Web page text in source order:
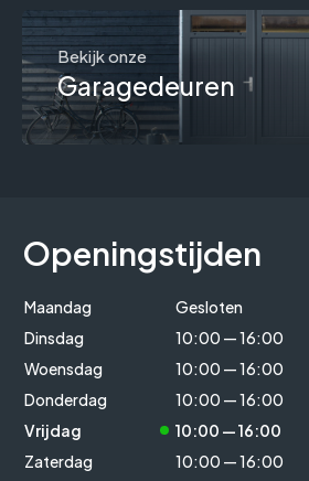
Bekijk onze
Garagedeuren
Openingstijden
Maandag
Gesloten
Dinsdag
10:00 — 16:00
Woensdag
10:00 — 16:00
Donderdag
10:00 — 16:00
Vrijdag
10:00 — 16:00
Zaterdag
10:00 — 16:00